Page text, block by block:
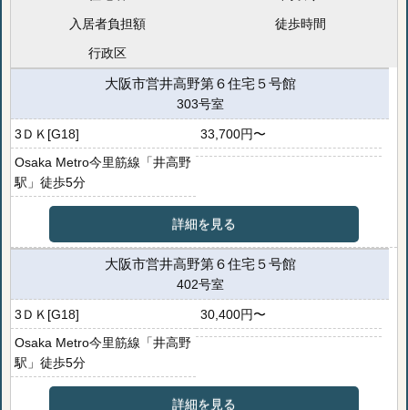
入居者負担額
徒歩時間
行政区
大阪市営井高野第６住宅５号館
303号室
3ＤＫ[G18]
33,700円〜
Osaka Metro今里筋線「井高野
駅」徒歩5分
詳細を見る
大阪市営井高野第６住宅５号館
402号室
3ＤＫ[G18]
30,400円〜
Osaka Metro今里筋線「井高野
駅」徒歩5分
詳細を見る